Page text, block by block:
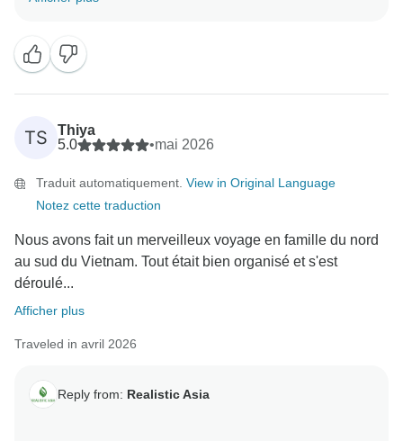
quotidiens. Nous apprécions également beaucoup
vos commentaires, car ils nous aident à améliorer nos
services. Nous espérons avoir le plaisir de vous
accueillir à nouveau lors d'un autre voyage en Asie du
Sud-Est bientôt !
l'expression de nos salutations distinguées,
TS
Thiya
5.0
•mai 2026
Traduit automatiquement. View in Original Language
Notez cette traduction
Nous avons fait un merveilleux voyage en famille du nord
au sud du Vietnam. Tout était bien organisé et s'est
déroulé...
Afficher plus
Traveled in avril 2026
Reply from: Realistic Asia